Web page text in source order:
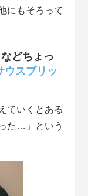
にもそろって
どちょっ
ウスブリッ
ていくとある
た…」という